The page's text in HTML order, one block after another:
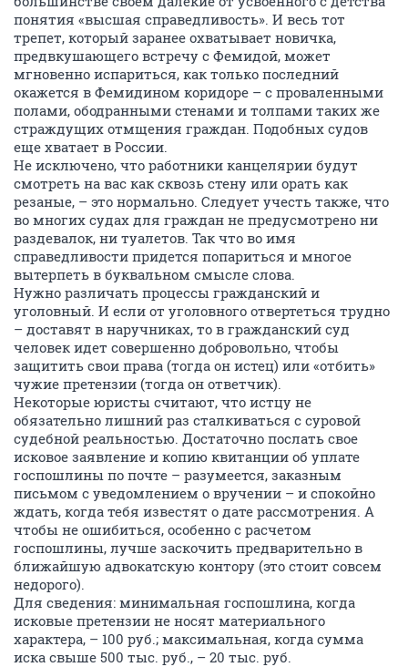
понятия «высшая справедливость». И весь тот
трепет, который заранее охватывает новичка,
предвкушающего встречу с Фемидой, может
мгновенно испариться, как только последний
окажется в Фемидином коридоре – с проваленными
полами, ободранными стенами и толпами таких же
страждущих отмщения граждан. Подобных судов
еще хватает в России.
Не исключено, что работники канцелярии будут
смотреть на вас как сквозь стену или орать как
резаные, – это нормально. Следует учесть также, что
во многих судах для граждан не предусмотрено ни
раздевалок, ни туалетов. Так что во имя
справедливости придется попариться и многое
вытерпеть в буквальном смысле слова.
Нужно различать процессы гражданский и
уголовный. И если от уголовного отвертеться трудно
– доставят в наручниках, то в гражданский суд
человек идет совершенно добровольно, чтобы
защитить свои права (тогда он истец) или «отбить»
чужие претензии (тогда он ответчик).
Некоторые юристы считают, что истцу не
обязательно лишний раз сталкиваться с суровой
судебной реальностью. Достаточно послать свое
исковое заявление и копию квитанции об уплате
госпошлины по почте – разумеется, заказным
письмом с уведомлением о вручении – и спокойно
ждать, когда тебя известят о дате рассмотрения. А
чтобы не ошибиться, особенно с расчетом
госпошлины, лучше заскочить предварительно в
ближайшую адвокатскую контору (это стоит совсем
недорого).
Для сведения: минимальная госпошлина, когда
исковые претензии не носят материального
характера, – 100 руб.; максимальная, когда сумма
иска свыше 500 тыс. руб., – 20 тыс. руб.